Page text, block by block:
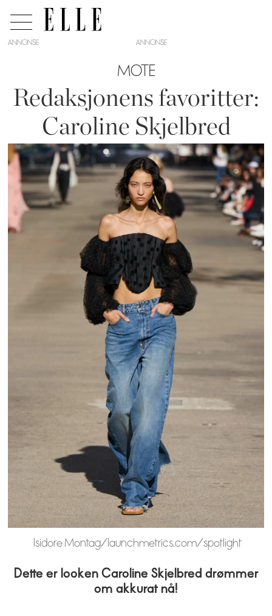
ANNONSE
MOTE
Redaksjonens favoritter:
Caroline Skjelbred
Isidore Montag/launchmetrics.com/spotlight
Dette er looken Caroline Skjelbred drømmer
om akkurat nå!